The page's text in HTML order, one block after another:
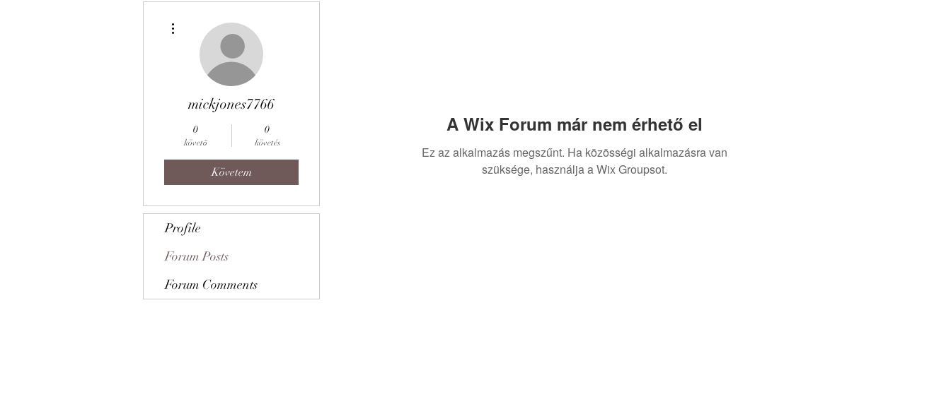
A Wix Forum már nem érhető el
Ez az alkalmazás megszűnt. Ha közösségi alkalmazásra van
szüksége, használja a Wix Groupsot.
mickjones7766
0
követő
0
követés
Követem
Profile
Forum Posts
Forum Comments